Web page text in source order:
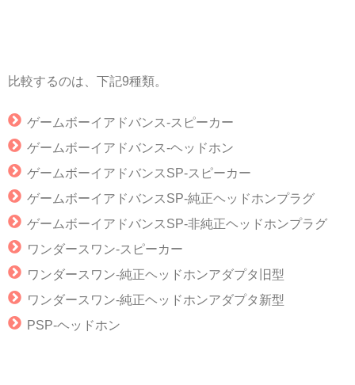
比較するのは、下記9種類。
ゲームボーイアドバンス‐スピーカー
ゲームボーイアドバンス‐ヘッドホン
ゲームボーイアドバンスSP‐スピーカー
ゲームボーイアドバンスSP‐純正ヘッドホンプラグ
ゲームボーイアドバンスSP‐非純正ヘッドホンプラグ
ワンダースワン‐スピーカー
ワンダースワン‐純正ヘッドホンアダプタ旧型
ワンダースワン‐純正ヘッドホンアダプタ新型
PSP‐ヘッドホン